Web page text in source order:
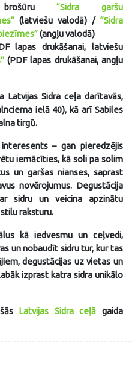
“Sidra garšu
(latviešu valodā) / “Sidra
(angļu valodā)
lapas drukāšanai, latviešu
(PDF lapas drukāšanai, angļu
Latvijas Sidra ceļa darītavās,
ielā 40), kā arī Sabiles
tirgū.
– gan pieredzējis
iemācīties, kā soli pa solim
un garšas nianses, saprast
novērojumus. Degustācija
sidru un veicina apzinātu
raksturu.
kā iedvesmu un ceļvedi,
un nobaudīt sidru tur, kur tas
degustācijas uz vietas un
izprast katra sidra unikālo
Latvijas Sidra ceļā gaida